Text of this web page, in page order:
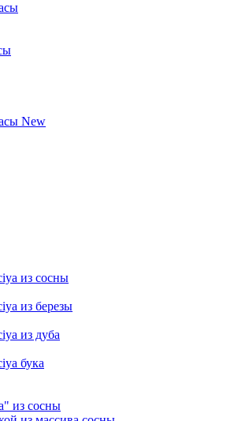
New
из сосны
из березы
из дуба
бука
из сосны